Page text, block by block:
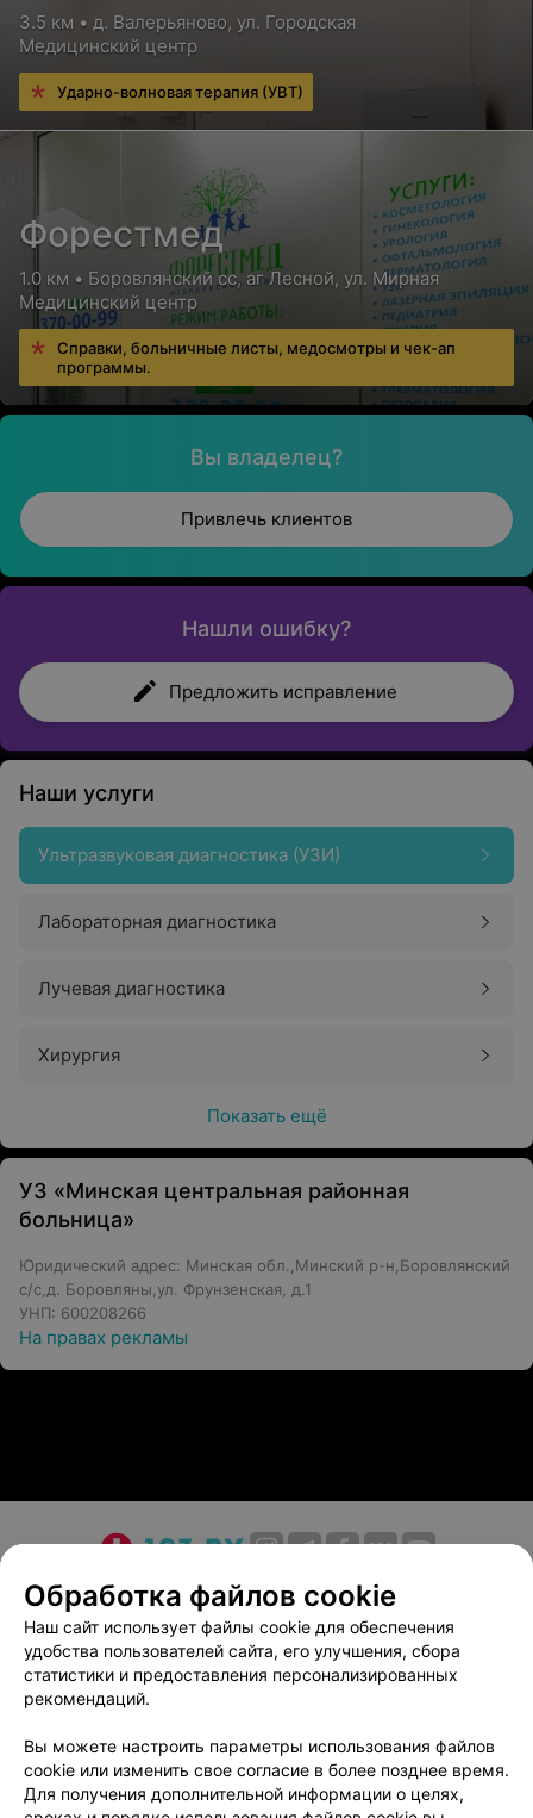
3.5 км • д. Валерьяново, ул. Городская
Медицинский центр
Ударно-волновая терапия (УВТ)
Форестмед
1.0 км • Боровлянский сс, аг Лесной, ул. Мирная
Медицинский центр
Справки, больничные листы, медосмотры и чек-ап
программы.
Вы владелец?
Привлечь клиентов
Нашли ошибку?
Предложить исправление
Наши услуги
Ультразвуковая диагностика (УЗИ)
Лабораторная диагностика
Лучевая диагностика
Хирургия
Показать ещё
УЗ «Минская центральная районная
больница»
Юридический адрес: Минская обл.,Минский р-н,Боровлянский
с/с,д. Боровляны,ул. Фрунзенская, д.1
УНП: 600208266
На правах рекламы
О проекте Новости проекта
Размещение рекламы
Медицинский маркетинг
Публичный договор
Пользовательское соглашение
Способы оплаты
Вакансии
Партнеры
Написать в поддержку
Персональные настройки cookie
Обработка файлов cookie
Наш сайт использует файлы cookie для обеспечения
удобства пользователей сайта, его улучшения, сбора
статистики и предоставления персонализированных
рекомендаций.
Вы можете настроить параметры использования файлов
cookie или изменить свое согласие в более позднее время.
Для получения дополнительной информации о целях,